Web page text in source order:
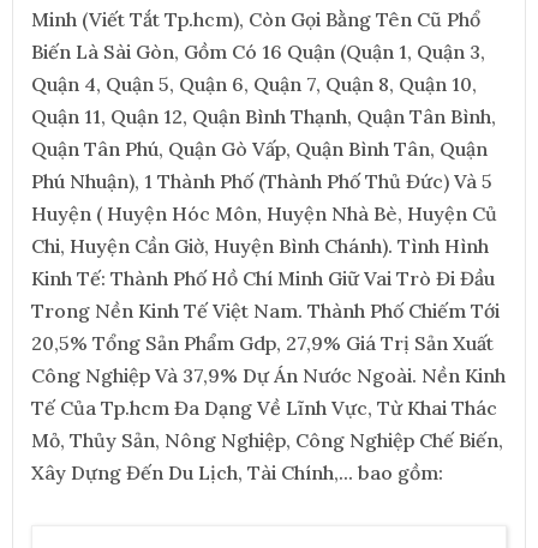
Minh (Viết Tắt Tp.hcm), Còn Gọi Bằng Tên Cũ Phổ
Biến Là Sài Gòn, Gồm Có 16 Quận (Quận 1, Quận 3,
Quận 4, Quận 5, Quận 6, Quận 7, Quận 8, Quận 10,
Quận 11, Quận 12, Quận Bình Thạnh, Quận Tân Bình,
Quận Tân Phú, Quận Gò Vấp, Quận Bình Tân, Quận
Phú Nhuận), 1 Thành Phố (Thành Phố Thủ Đức) Và 5
Huyện ( Huyện Hóc Môn, Huyện Nhà Bè, Huyện Củ
Chi, Huyện Cần Giờ, Huyện Bình Chánh). Tình Hình
Kinh Tế: Thành Phố Hồ Chí Minh Giữ Vai Trò Đi Đầu
Trong Nền Kinh Tế Việt Nam. Thành Phố Chiếm Tới
20,5% Tổng Sản Phẩm Gdp, 27,9% Giá Trị Sản Xuất
Công Nghiệp Và 37,9% Dự Án Nước Ngoài. Nền Kinh
Tế Của Tp.hcm Đa Dạng Về Lĩnh Vực, Từ Khai Thác
Mỏ, Thủy Sản, Nông Nghiệp, Công Nghiệp Chế Biến,
Xây Dựng Đến Du Lịch, Tài Chính,... bao gồm: